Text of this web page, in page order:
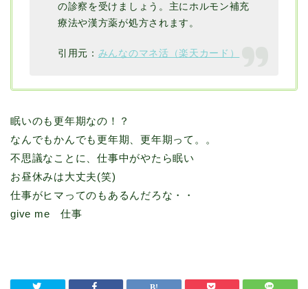
の診察を受けましょう。主にホルモン補充
療法や漢方薬が処方されます。
引用元： みんなのマネ活（楽天カード）
眠いのも更年期なの！？
なんでもかんでも更年期、更年期って。。
不思議なことに、仕事中がやたら眠い
お昼休みは大丈夫(笑)
仕事がヒマってのもあるんだろな・・
give me 仕事